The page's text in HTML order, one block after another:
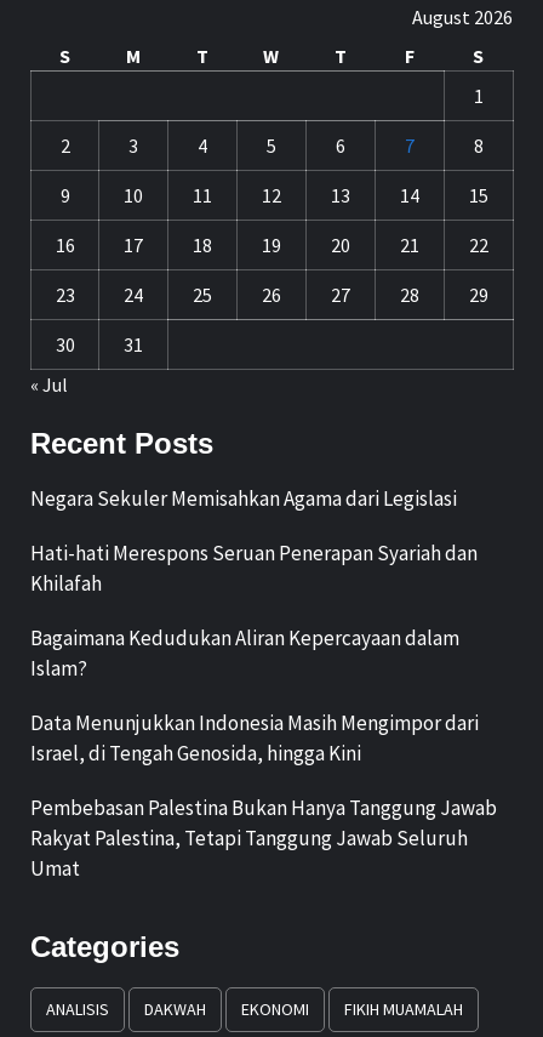
August 2026
S
M T W T F
S
1
2 3 4 5 6 7 8
9 10 11 12 13 14 15
16 17 18 19 20 21 22
23 24 25 26 27 28 29
30
31
« Jul
Recent Posts
Negara Sekuler Memisahkan Agama dari Legislasi
Hati-hati Merespons Seruan Penerapan Syariah dan
Khilafah
Bagaimana Kedudukan Aliran Kepercayaan dalam
Islam?
Data Menunjukkan Indonesia Masih Mengimpor dari
Israel, di Tengah Genosida, hingga Kini
Pembebasan Palestina Bukan Hanya Tanggung Jawab
Rakyat Palestina, Tetapi Tanggung Jawab Seluruh
Umat
Categories
ANALISIS DAKWAH EKONOMI FIKIH MUAMALAH